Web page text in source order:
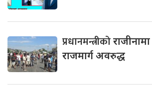
प्रधानमन्त्रीको
राजमार्ग अवरुद्ध